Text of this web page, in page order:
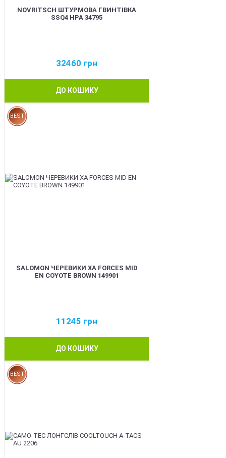
NOVRITSCH ШТУРМОВА ГВИНТІВКА
SSQ4 HPA 34795
32460 грн
ДО КОШИКУ
BEST
SALOMON ЧЕРЕВИКИ XA FORCES MID
EN COYOTE BROWN 149901
11245 грн
ДО КОШИКУ
BEST